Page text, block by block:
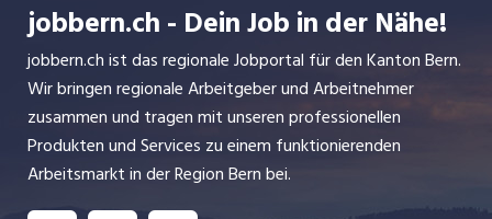
jobbern.ch - Dein Job in der Nähe!
jobbern.ch ist das regionale Jobportal für den Kanton Bern.
Wir bringen regionale Arbeitgeber und Arbeitnehmer
zusammen und tragen mit unseren professionellen
Produkten und Services zu einem funktionierenden
Arbeitsmarkt in der Region Bern bei.